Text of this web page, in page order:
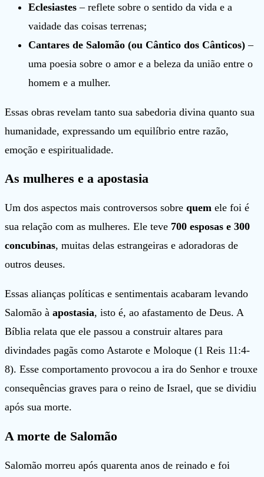
Eclesiastes – reflete sobre o sentido da vida e a
vaidade das coisas terrenas;
Cantares de Salomão (ou Cântico dos Cânticos) –
uma poesia sobre o amor e a beleza da união entre o
homem e a mulher.
Essas obras revelam tanto sua sabedoria divina quanto sua
humanidade, expressando um equilíbrio entre razão,
emoção e espiritualidade.
As mulheres e a apostasia
Um dos aspectos mais controversos sobre quem ele foi é
sua relação com as mulheres. Ele teve 700 esposas e 300
concubinas, muitas delas estrangeiras e adoradoras de
outros deuses.
Essas alianças políticas e sentimentais acabaram levando
Salomão à apostasia, isto é, ao afastamento de Deus. A
Bíblia relata que ele passou a construir altares para
divindades pagãs como Astarote e Moloque (1 Reis 11:4-
8). Esse comportamento provocou a ira do Senhor e trouxe
consequências graves para o reino de Israel, que se dividiu
após sua morte.
A morte de Salomão
Salomão morreu após quarenta anos de reinado e foi